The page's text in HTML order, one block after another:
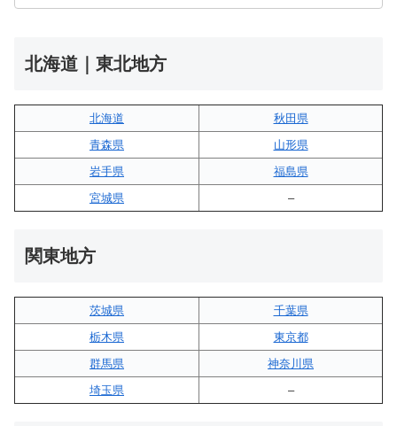
北海道｜東北地方
北海道
秋田県
青森県
山形県
岩手県
福島県
宮城県
–
関東地方
茨城県
千葉県
栃木県
東京都
群馬県
神奈川県
埼玉県
–